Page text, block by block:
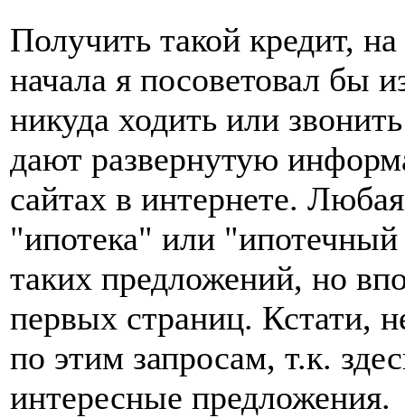
Получить такой кредит,
начала я посоветовал бы
никуда ходить или
дают развернутую
сайтах в интернете.
"ипотека" или "ипотечный
таких предложений, но
первых страниц. Кстати,
по этим запросам, т.к.
интересные предложения.